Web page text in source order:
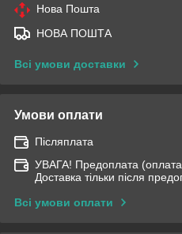
Нова Пошта
НОВА ПОШТА
Всі умови доставки
Умови оплати
Післяплата
УВАГА! Предоплата (оплата
Доставка тільки після
Всі умови оплати